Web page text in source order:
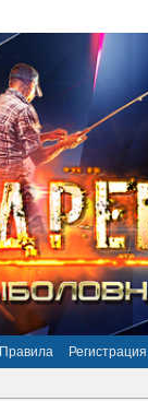
Правила Регистрация